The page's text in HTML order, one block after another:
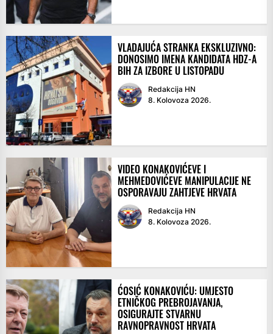
VLADAJUĆA STRANKA EKSKLUZIVNO:
DONOSIMO IMENA KANDIDATA HDZ-A
BIH ZA IZBORE U LISTOPADU
Redakcija HN
8. Kolovoza 2026.
VIDEO KONAKOVIĆEVE I
MEHMEDOVIĆEVE MANIPULACIJE NE
OSPORAVAJU ZAHTJEVE HRVATA
Redakcija HN
8. Kolovoza 2026.
ĆOSIĆ KONAKOVIĆU: UMJESTO
ETNIČKOG PREBROJAVANJA,
OSIGURAJTE STVARNU
RAVNOPRAVNOST HRVATA